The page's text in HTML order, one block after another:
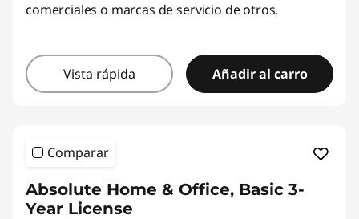
comerciales o marcas de servicio de otros.
Vista rápida Añadir al carro
Comparar
Absolute Home & Office, Basic 3-
Year License